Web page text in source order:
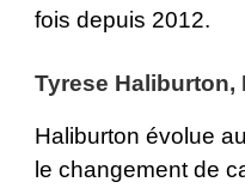
fois depuis 2012.
Tyrese Haliburton,
Haliburton évolue
le changement de